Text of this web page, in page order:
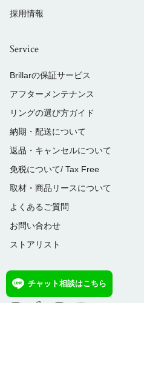
チャット相談はこちら
採用情報
Service
Brillarの保証サービス
アフターメンテナンス
リングの選び方ガイド
納期・配送について
返品・キャンセルについて
免税について/ Tax Free
取材・商品リースについて
よくあるご質問
お問い合わせ
ストアリスト
Follow us
InstagramFacebook
TikTok